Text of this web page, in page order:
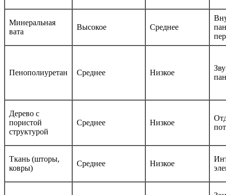
Минеральная
вата
Высокое Среднее
Пенополиуретан Среднее Низкое
Дерево с
пористой
структурой
Среднее Низкое
Ткань (шторы,
ковры)
Среднее Низкое